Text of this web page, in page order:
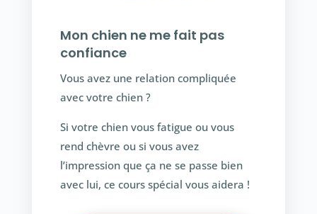
Mon chien ne me fait pas
confiance
Vous avez une relation compliquée
avec votre chien ?
Si votre chien vous fatigue ou vous
rend chèvre ou si vous avez
l’impression que ça ne se passe bien
avec lui, ce cours spécial vous aidera !